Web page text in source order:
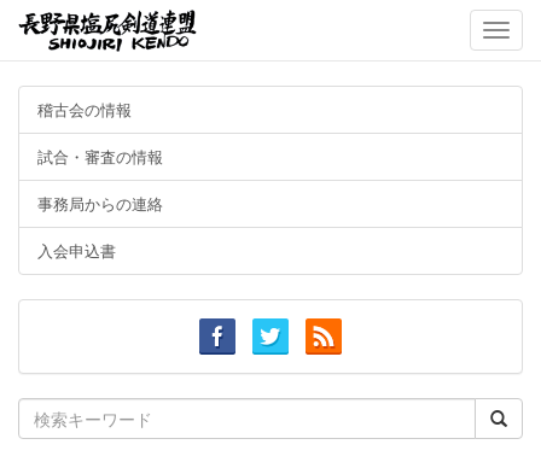
Toggle
稽古会の情報
試合・審査の情報
事務局からの連絡
入会申込書
Search
for: